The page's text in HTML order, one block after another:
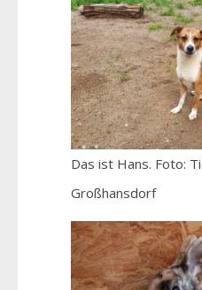
Das ist Hans. Foto:
Großhansdorf